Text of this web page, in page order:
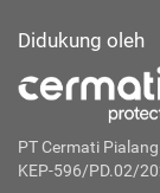
Didukung oleh
PT Cermati
KEP-596/PD.02/